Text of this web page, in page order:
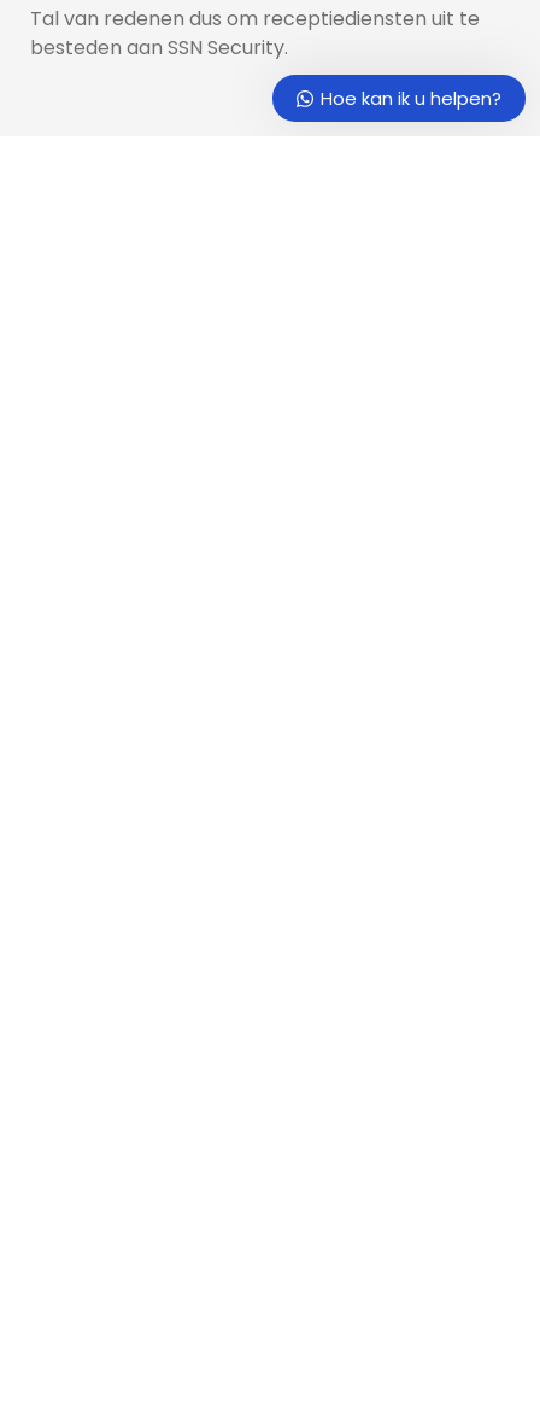
Tal van redenen dus om receptiediensten uit te
besteden aan SSN Security.
Hoe kan ik u helpen?